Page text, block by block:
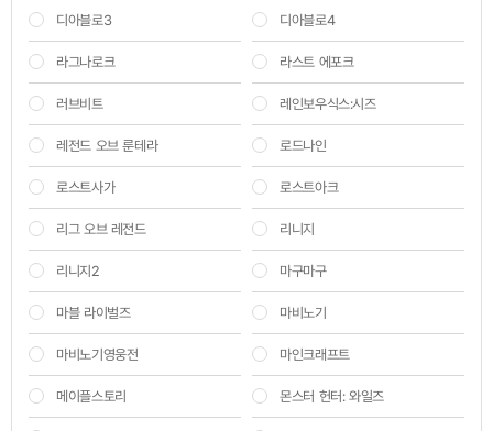
디아블로3 디아블로4
라그나로크 라스트 에포크
러브비트 레인보우식스:시즈
레전드 오브 룬테라 로드나인
로스트사가 로스트아크
리그 오브 레전드 리니지
리니지2 마구마구
마블 라이벌즈 마비노기
마비노기영웅전 마인크래프트
메이플스토리 몬스터 헌터: 와일즈